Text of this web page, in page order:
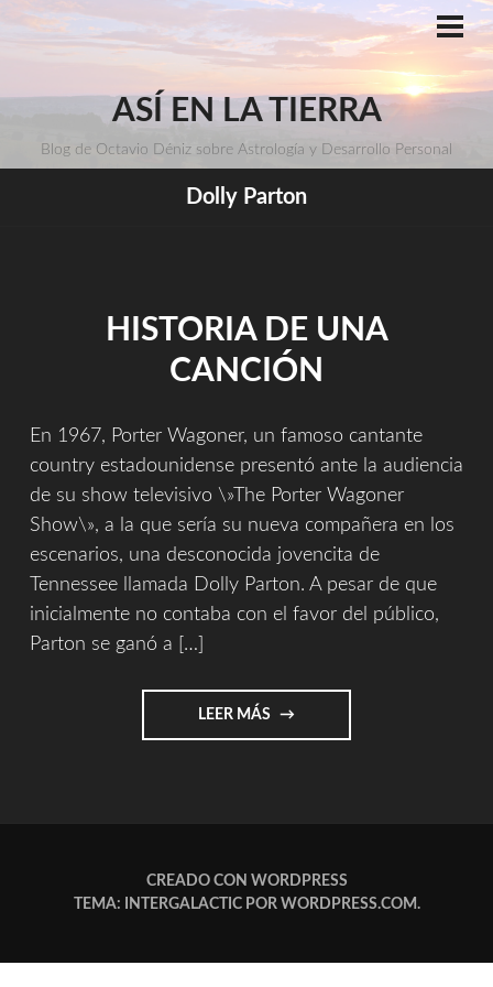
ASÍ EN LA TIERRA
Blog de Octavio Déniz sobre Astrología y Desarrollo Personal
Dolly Parton
HISTORIA DE UNA
CANCIÓN
En 1967, Porter Wagoner, un famoso cantante
country estadounidense presentó ante la audiencia
de su show televisivo \»The Porter Wagoner
Show\», a la que sería su nueva compañera en los
escenarios, una desconocida jovencita de
Tennessee llamada Dolly Parton. A pesar de que
inicialmente no contaba con el favor del público,
Parton se ganó a […]
LEER MÁS "HISTORIA
DE
CREADO CON WORDPRESS
TEMA: INTERGALACTIC POR WORDPRESS.COM.